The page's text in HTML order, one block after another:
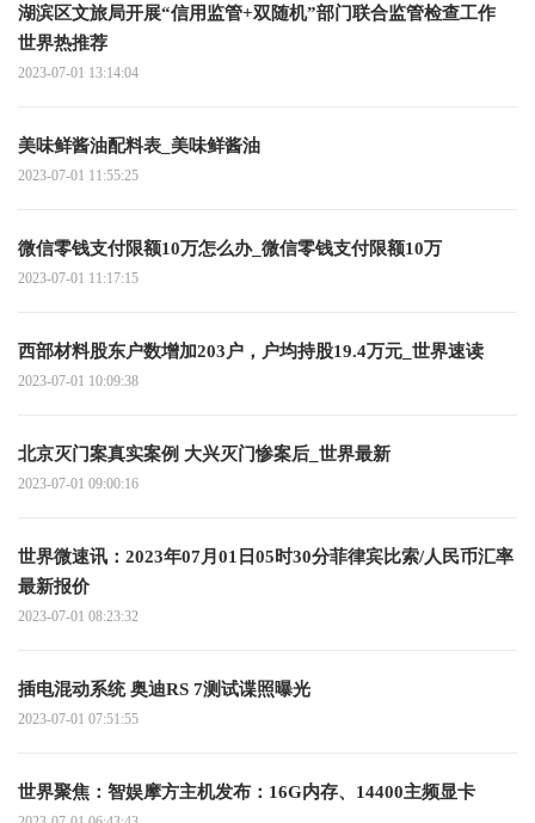
湖滨区文旅局开展“信用监管+双随机”部门联合监管检查工作
世界热推荐
2023-07-01 13:14:04
美味鲜酱油配料表_美味鲜酱油
2023-07-01 11:55:25
微信零钱支付限额10万怎么办_微信零钱支付限额10万
2023-07-01 11:17:15
西部材料股东户数增加203户，户均持股19.4万元_世界速读
2023-07-01 10:09:38
北京灭门案真实案例 大兴灭门惨案后_世界最新
2023-07-01 09:00:16
世界微速讯：2023年07月01日05时30分菲律宾比索/人民币汇率
最新报价
2023-07-01 08:23:32
插电混动系统 奥迪RS 7测试谍照曝光
2023-07-01 07:51:55
世界聚焦：智娱摩方主机发布：16G内存、14400主频显卡